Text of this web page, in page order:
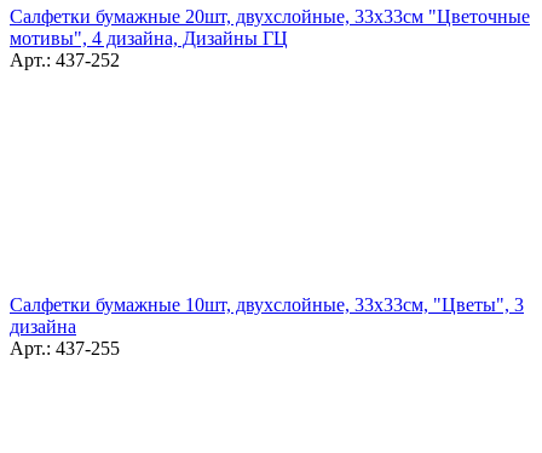
Салфетки бумажные 20шт, двухслойные, 33x33см "Цветочные
мотивы", 4 дизайна, Дизайны ГЦ
Арт.: 437-252
Салфетки бумажные 10шт, двухслойные, 33x33см, "Цветы", 3
дизайна
Арт.: 437-255